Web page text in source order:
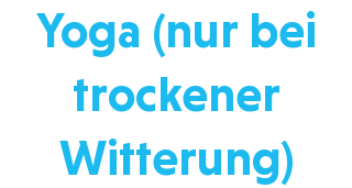
Yoga (nur bei
trockener
Witterung)